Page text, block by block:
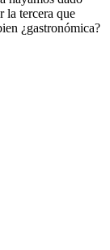
la tercera que
¿gastronómica?